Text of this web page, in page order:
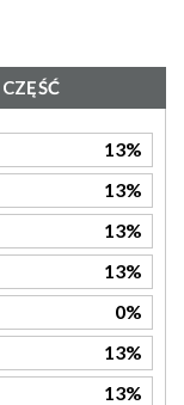
13%
13%
13%
13%
0%
13%
13%